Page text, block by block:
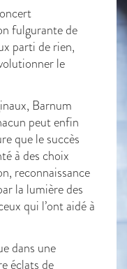
fulgurante de
parti de rien,
le
Barnum
peut enfin
que le succès
à des choix
reconnaissance
la lumière des
qui l’ont aidé à
dans une
éclats de